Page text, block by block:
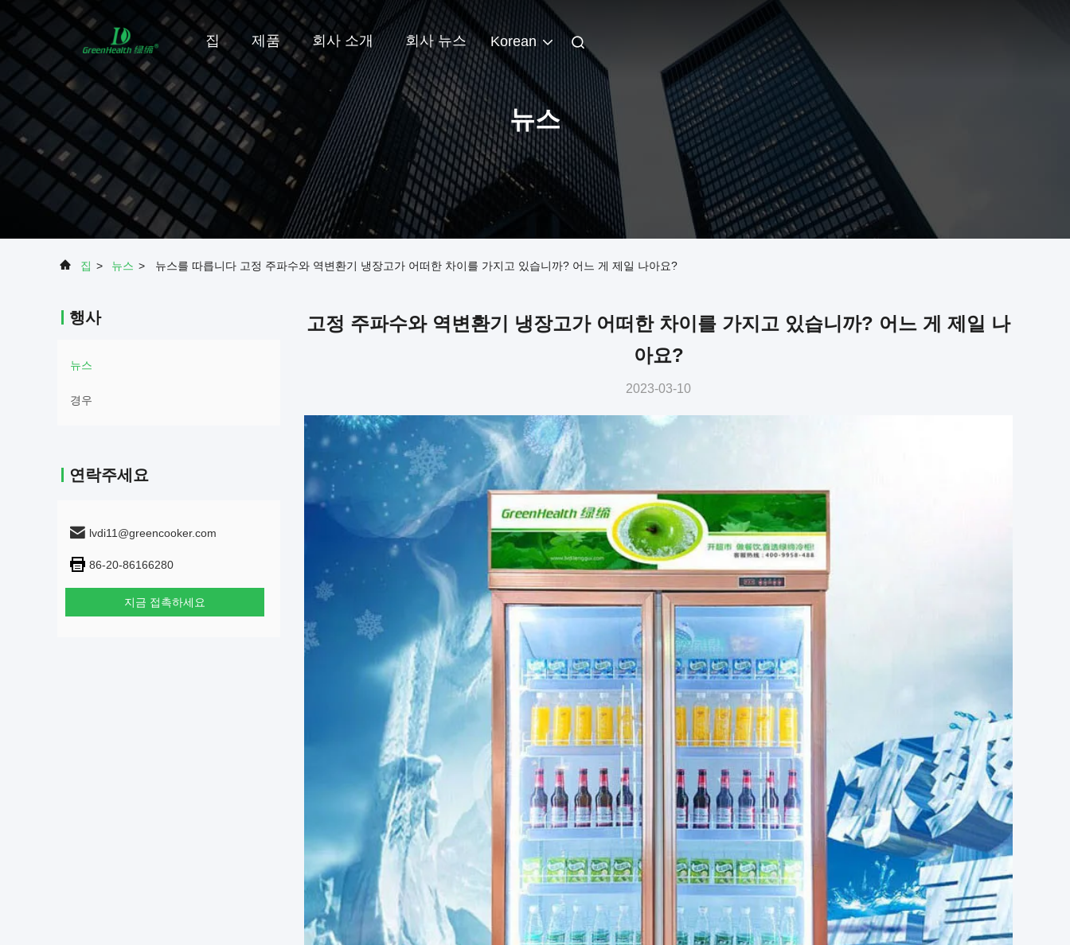
집 제품 회사 소개 회사 뉴스 Korean
뉴스
집 > 뉴스 > 뉴스를 따릅니다 고정 주파수와 역변환기 냉장고가 어떠한 차이를 가지고 있습니까? 어느 게 제일 나아요?
행사
뉴스
경우
연락주세요
lvdi11@greencooker.com
86-20-86166280
지금 접촉하세요
고정 주파수와 역변환기 냉장고가 어떠한 차이를 가지고 있습니까? 어느 게 제일 나
아요?
2023-03-10